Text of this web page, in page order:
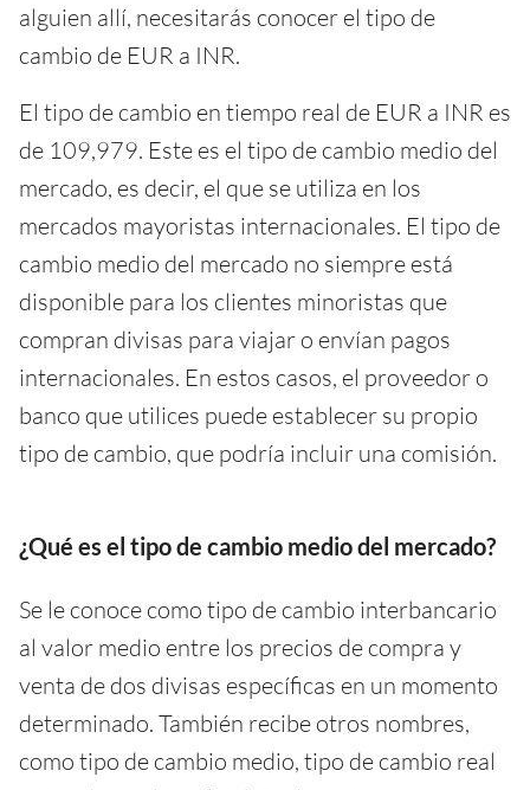
alguien allí, necesitarás conocer el tipo de
cambio de EUR a INR.
El tipo de cambio en tiempo real de EUR a INR es
de 109,979. Este es el tipo de cambio medio del
mercado, es decir, el que se utiliza en los
mercados mayoristas internacionales. El tipo de
cambio medio del mercado no siempre está
disponible para los clientes minoristas que
compran divisas para viajar o envían pagos
internacionales. En estos casos, el proveedor o
banco que utilices puede establecer su propio
tipo de cambio, que podría incluir una comisión.
¿Qué es el tipo de cambio medio del mercado?
Se le conoce como tipo de cambio interbancario
al valor medio entre los precios de compra y
venta de dos divisas específicas en un momento
determinado. También recibe otros nombres,
como tipo de cambio medio, tipo de cambio real